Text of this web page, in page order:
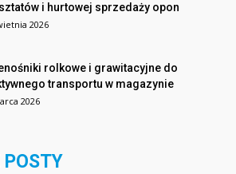
i hurtowej sprzedaży opon
2026
rolkowe i grawitacyjne do
transportu w magazynie
2026
POSTY